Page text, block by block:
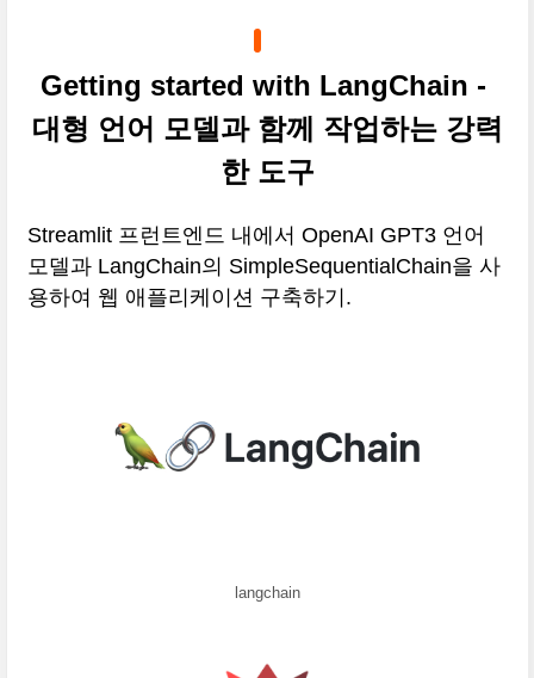
Getting started with LangChain -
대형 언어 모델과 함께 작업하는 강력
한 도구
Streamlit 프런트엔드 내에서 OpenAI GPT3 언어
모델과 LangChain의 SimpleSequentialChain을 사
용하여 웹 애플리케이션 구축하기.
langchain